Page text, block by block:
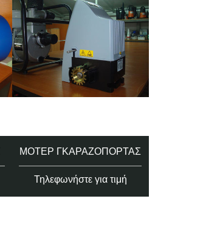
ΜΟΤΈΡ ΓΚΑΡΑΖΌΠΟΡΤΑΣ
Τηλεφωνήστε για τιμή